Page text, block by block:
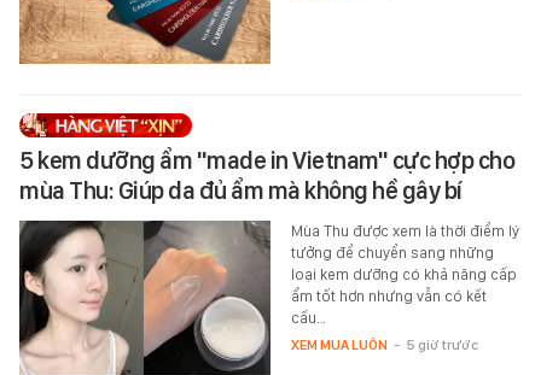
5 kem dưỡng ẩm "made in Vietnam" cực hợp cho
mùa Thu: Giúp da đủ ẩm mà không hề gây bí
Mùa Thu được xem là thời điểm lý
tưởng để chuyển sang những
loại kem dưỡng có khả năng cấp
ẩm tốt hơn nhưng vẫn có kết
cấu…
XEM MUA LUÔN - 5 giờ trước